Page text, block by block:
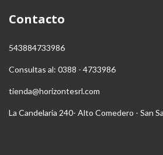
Contacto
543884733986
Consultas al: 0388 - 4733986
tienda@horizontesrl.com
La Candelaria 240- Alto Comedero - San